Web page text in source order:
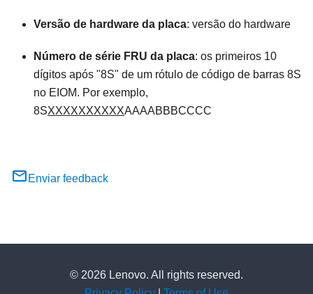
Versão de hardware da placa: versão do hardware
Número de série FRU da placa: os primeiros 10
dígitos após "8S" de um rótulo de código de barras 8S
no EIOM. Por exemplo,
8SXXXXXXXXXXAAAABBBCCCC
Enviar feedback
© 2026 Lenovo. All rights reserved.